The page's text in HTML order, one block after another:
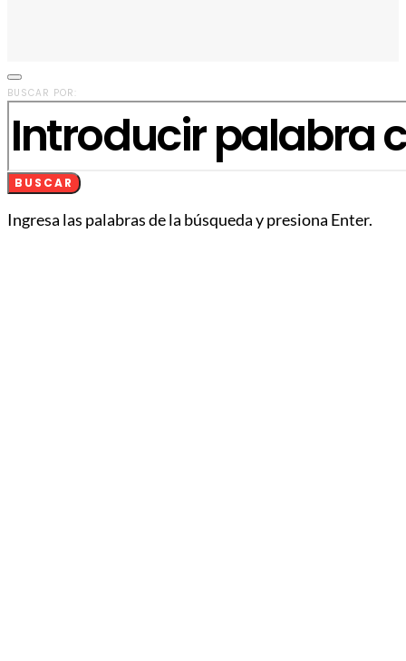
BUSCAR POR:
BUSCAR
Ingresa las palabras de la búsqueda y presiona Enter.